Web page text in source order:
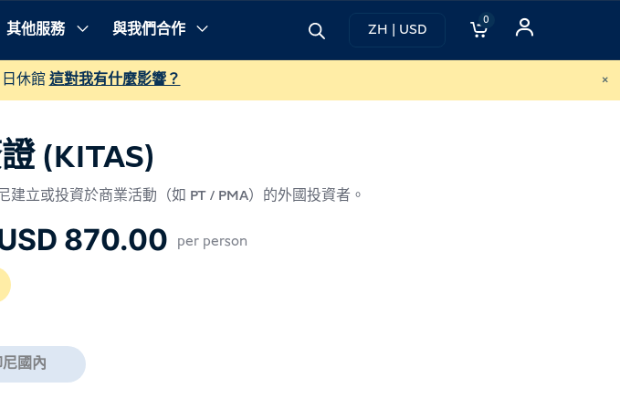
其他服務 與我們合作 ZH | USD
0
日休館 這對我有什麼影響？ ×
(KITAS)
建立或投資於商業活動（如 PT / PMA）的外國投資者。
價
：
1,025.00。
870.00 目
per person
國內